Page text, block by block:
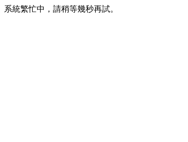
系統繁忙中，請稍等幾秒再試。